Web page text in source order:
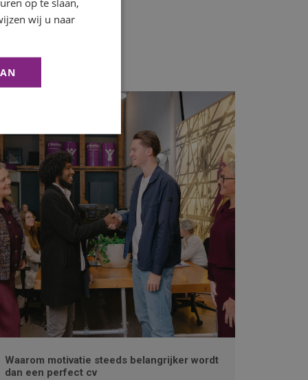
Waarom motivatie steeds belangrijker wordt
dan een perfect cv
wij u naar